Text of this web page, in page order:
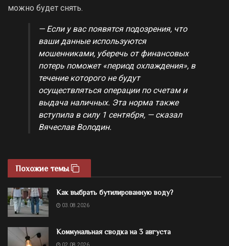
можно будет снять.
— Если у вас появятся подозрения, что
ваши данные используются
мошенниками, уберечь от финансовых
потерь поможет «период охлаждения», в
течение которого не будут
осуществляться операции по счетам и
выдача наличных. Эта норма также
вступила в силу 1 сентября, — сказал
Вячеслав Володин.
Похожие темы
Как выбрать бутилированную воду?
03.08.2026
Коммунальная сводка на 3 августа
02.08.2026